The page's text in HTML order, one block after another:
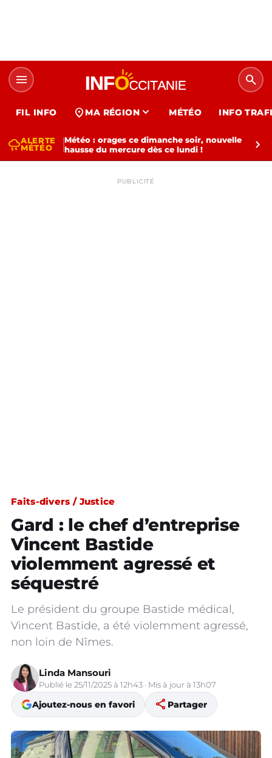
menu search
FIL INFO location_on MA RÉGION expand_more MÉTÉO INFO
thunderstormALERTE
MÉTÉO
Météo : orages ce dimanche soir, nouvelle
hausse du mercure dès ce lundi !
chevron_right
PUBLICITÉ
Faits-divers / Justice
Gard : le chef d’entreprise
Vincent Bastide
violemment agressé et
séquestré
Le président du groupe Bastide médical,
Vincent Bastide, a été violemment agressé,
non loin de Nîmes.
Linda Mansouri
Publié le 25/11/2025 à 12h43 · Mis à jour à 13h07
Ajoutez-nous en favori share Partager